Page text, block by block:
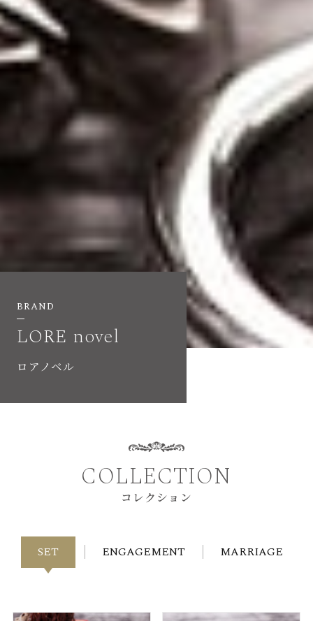
BRAND
LORE novel
ロアノベル
COLLECTION
コレクション
SET ENGAGEMENT MARRIAGE